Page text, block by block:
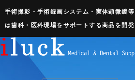
手術撮影・手術録画システム・実体顕微鏡
は歯科・医科現場をサポートする商品を開発